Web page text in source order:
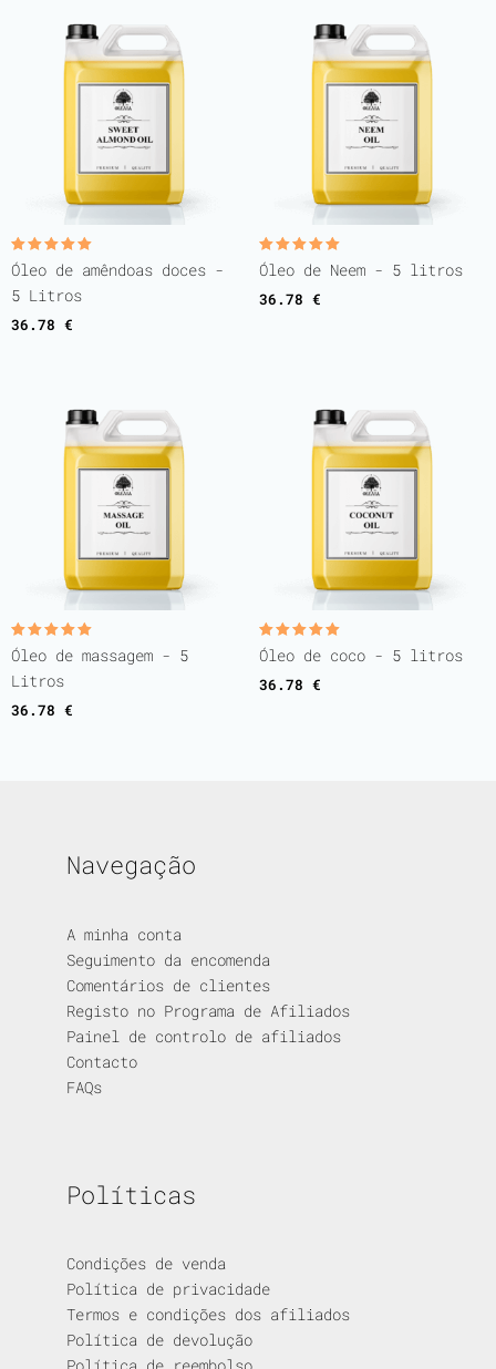
Avaliação
5.00
de 5
Óleo de amêndoas doces -
5 Litros
36.78 €
Avaliação
5.00
Óleo de Neem - 5 litros
36.78 €
Avaliação
5.00
de 5
Óleo de massagem - 5
Litros
36.78 €
Avaliação
5.00
Óleo de coco - 5 litros
36.78 €
Navegação
A minha conta
Seguimento da encomenda
Comentários de clientes
Registo no Programa de Afiliados
Painel de controlo de afiliados
Contacto
FAQs
Políticas
Condições de venda
Política de privacidade
Termos e condições dos afiliados
Política de devolução